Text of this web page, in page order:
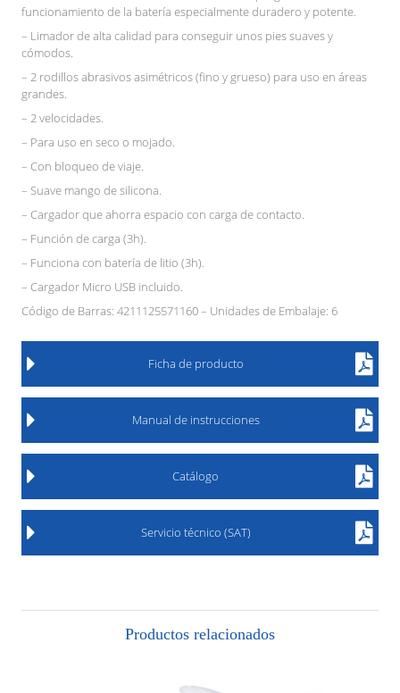
funcionamiento de la batería especialmente duradero y potente.
– Limador de alta calidad para conseguir unos pies suaves y
cómodos.
– 2 rodillos abrasivos asimétricos (fino y grueso) para uso en áreas
grandes.
– 2 velocidades.
– Para uso en seco o mojado.
– Con bloqueo de viaje.
– Suave mango de silicona.
– Cargador que ahorra espacio con carga de contacto.
– Función de carga (3h).
– Funciona con batería de litio (3h).
– Cargador Micro USB incluido.
Código de Barras: 4211125571160 – Unidades de Embalaje: 6
Ficha de producto
Manual de instrucciones
Catálogo
Servicio técnico (SAT)
Productos relacionados